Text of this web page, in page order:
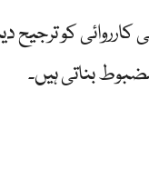
کو ترجیح
بناتی ہیں۔